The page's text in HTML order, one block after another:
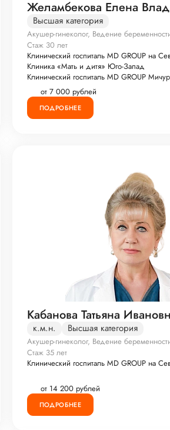
Желамбекова Елена
Высшая категория
Акушер-гинеколог, Ведение
Стаж 30 лет
Клинический госпиталь MD GROUP на
Клиника «Мать и дитя» Юго-Запад
Клинический госпиталь MD GROUP
от 7 000 рублей
ПОДРОБНЕЕ
Кабанова Татьяна
к.м.н. Высшая категория
Акушер-гинеколог, Ведение
Стаж 35 лет
Клинический госпиталь MD GROUP на
от 14 200 рублей
ПОДРОБНЕЕ